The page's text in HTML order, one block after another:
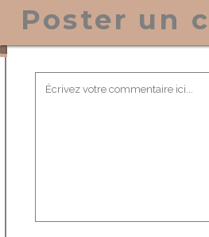
Poster un